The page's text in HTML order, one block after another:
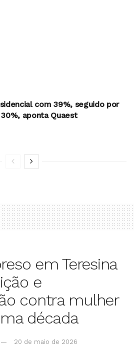
com 39%, seguido por
aponta Quaest
em Teresina
e
contra mulher
década
20 de maio de 2026